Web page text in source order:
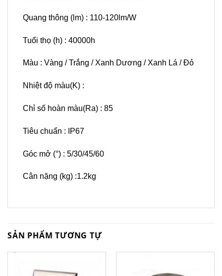
Quang thông (lm) : 110-120lm/W
Tuổi thọ (h) : 40000h
Màu : Vàng / Trắng / Xanh Dương / Xanh Lá / Đỏ
Nhiệt độ màu(K) :
Chỉ số hoàn màu(Ra) : 85
Tiêu chuẩn : IP67
Góc mở (°) : 5/30/45/60
Cân nặng (kg) :1.2kg
SẢN PHẨM TƯƠNG TỰ